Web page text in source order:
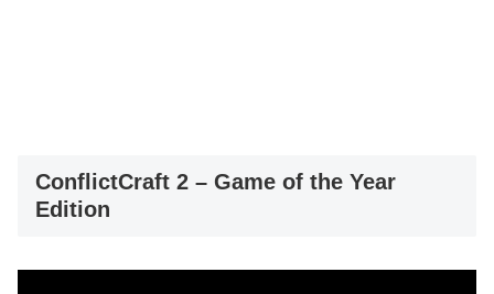
ConflictCraft 2 – Game of the Year
Edition